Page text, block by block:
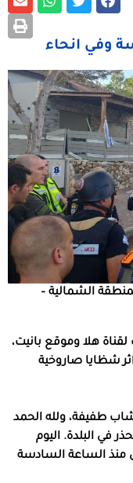
وفي انحاء
الشمالية –
هلا وموقع بانيت،
شظايا صاروخية
طفيفة، ولله الحمد
في البلدة. اليوم
منذ الساعة السادسة